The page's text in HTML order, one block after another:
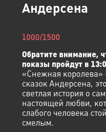
Андерсена
1000/1500
Обратите внимание,
показы пройдут в
«Снежная королева»
сказок Андерсена,
светлая история о
настоящей любви,
слабого человека
смелым.